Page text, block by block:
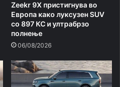
Zeekr 9X пристигнува во
Европа како луксузен SUV
со 897 КС и ултрабрзо
полнење
06/08/2026